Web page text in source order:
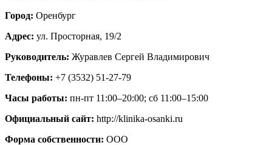
Город: Оренбург
Адрес: ул. Просторная, 19/2
Руководитель: Журавлев Сергей Владимирович
Телефоны: +7 (3532) 51-27-79
Часы работы: пн-пт 11:00–20:00; сб 11:00–15:00
Официальный сайт: http://klinika-osanki.ru
Форма собственности: ООО